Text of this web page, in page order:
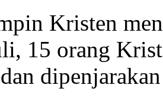
Kristen
15 orang